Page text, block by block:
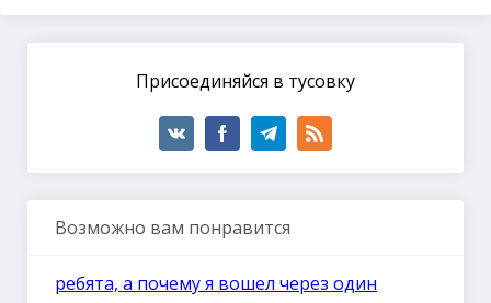
Присоединяйся в тусовку
Возможно вам понравится
ребята, а почему я вошел через один